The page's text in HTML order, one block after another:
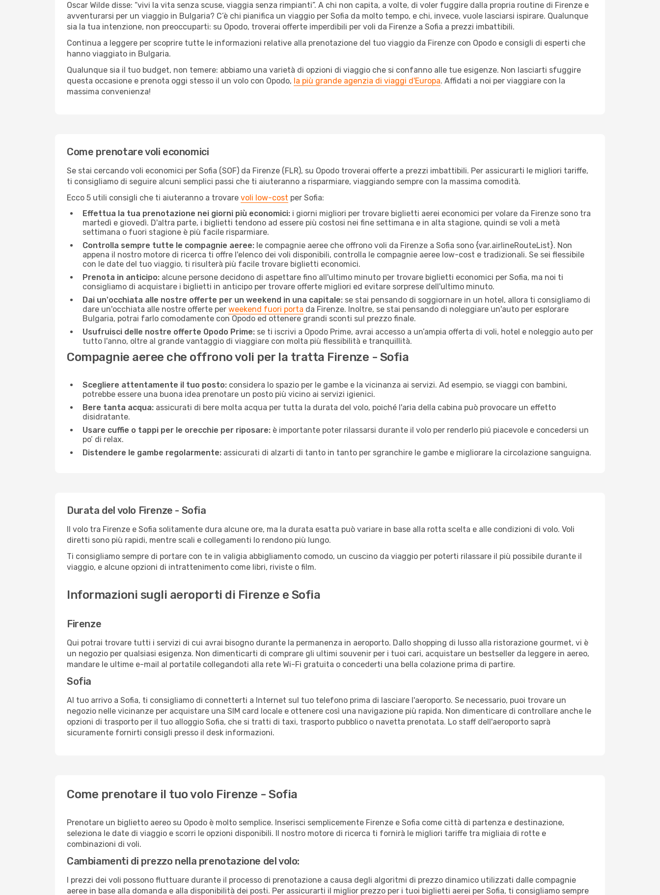
Oscar Wilde disse: “vivi la vita senza scuse, viaggia senza rimpianti”. A chi non capita, a volte, di voler fuggire dalla propria routine di Firenze e
avventurarsi per un viaggio in Bulgaria? C’è chi pianifica un viaggio per Sofia da molto tempo, e chi, invece, vuole lasciarsi ispirare. Qualunque
sia la tua intenzione, non preoccuparti: su Opodo, troverai offerte imperdibili per voli da Firenze a Sofia a prezzi imbattibili.
Continua a leggere per scoprire tutte le informazioni relative alla prenotazione del tuo viaggio da Firenze con Opodo e consigli di esperti che
hanno viaggiato in Bulgaria.
Qualunque sia il tuo budget, non temere: abbiamo una varietà di opzioni di viaggio che si confanno alle tue esigenze. Non lasciarti sfuggire
questa occasione e prenota oggi stesso il un volo con Opodo, la più grande agenzia di viaggi d'Europa. Affidati a noi per viaggiare con la
massima convenienza!
Come prenotare voli economici
Se stai cercando voli economici per Sofia (SOF) da Firenze (FLR), su Opodo troverai offerte a prezzi imbattibili. Per assicurarti le migliori tariffe,
ti consigliamo di seguire alcuni semplici passi che ti aiuteranno a risparmiare, viaggiando sempre con la massima comodità.
Ecco 5 utili consigli che ti aiuteranno a trovare voli low-cost per Sofia:
Effettua la tua prenotazione nei giorni più economici: i giorni migliori per trovare biglietti aerei economici per volare da Firenze sono tra
martedì e giovedì. D'altra parte, i biglietti tendono ad essere più costosi nei fine settimana e in alta stagione, quindi se voli a metà
settimana o fuori stagione è più facile risparmiare.
Controlla sempre tutte le compagnie aeree: le compagnie aeree che offrono voli da Firenze a Sofia sono {​var.airlineRouteList}. Non
appena il nostro motore di ricerca ti offre l'elenco dei voli disponibili, controlla le compagnie aeree low-cost e tradizionali. Se sei flessibile
con le date del tuo viaggio, ti risulterà più facile trovare biglietti economici.
Prenota in anticipo: alcune persone decidono di aspettare fino all'ultimo minuto per trovare biglietti economici per Sofia, ma noi ti
consigliamo di acquistare i biglietti in anticipo per trovare offerte migliori ed evitare sorprese dell'ultimo minuto.
Dai un'occhiata alle nostre offerte per un weekend in una capitale: se stai pensando di soggiornare in un hotel, allora ti consigliamo di
dare un'occhiata alle nostre offerte per weekend fuori porta da Firenze. Inoltre, se stai pensando di noleggiare un'auto per esplorare
Bulgaria, potrai farlo comodamente con Opodo ed ottenere grandi sconti sul prezzo finale.
Usufruisci delle nostre offerte Opodo Prime: se ti iscrivi a Opodo Prime, avrai accesso a un’ampia offerta di voli, hotel e noleggio auto per
tutto l'anno, oltre al grande vantaggio di viaggiare con molta più flessibilità e tranquillità.
Compagnie aeree che offrono voli per la tratta Firenze - Sofia
Scegliere attentamente il tuo posto: considera lo spazio per le gambe e la vicinanza ai servizi. Ad esempio, se viaggi con bambini,
potrebbe essere una buona idea prenotare un posto più vicino ai servizi igienici.
Bere tanta acqua: assicurati di bere molta acqua per tutta la durata del volo, poiché l'aria della cabina può provocare un effetto
disidratante.
Usare cuffie o tappi per le orecchie per riposare: è importante poter rilassarsi durante il volo per renderlo piú piacevole e concedersi un
po’ di relax.
Distendere le gambe regolarmente: assicurati di alzarti di tanto in tanto per sgranchire le gambe e migliorare la circolazione sanguigna.
Durata del volo Firenze - Sofia
Il volo tra Firenze e Sofia solitamente dura alcune ore, ma la durata esatta può variare in base alla rotta scelta e alle condizioni di volo. Voli
diretti sono più rapidi, mentre scali e collegamenti lo rendono più lungo.
Ti consigliamo sempre di portare con te in valigia abbigliamento comodo, un cuscino da viaggio per poterti rilassare il più possibile durante il
viaggio, e alcune opzioni di intrattenimento come libri, riviste o film.
Informazioni sugli aeroporti di Firenze e Sofia
Firenze
Qui potrai trovare tutti i servizi di cui avrai bisogno durante la permanenza in aeroporto. Dallo shopping di lusso alla ristorazione gourmet, vi è
un negozio per qualsiasi esigenza. Non dimenticarti di comprare gli ultimi souvenir per i tuoi cari, acquistare un bestseller da leggere in aereo,
mandare le ultime e-mail al portatile collegandoti alla rete Wi-Fi gratuita o concederti una bella colazione prima di partire.
Sofia
Al tuo arrivo a Sofia, ti consigliamo di connetterti a Internet sul tuo telefono prima di lasciare l'aeroporto. Se necessario, puoi trovare un
negozio nelle vicinanze per acquistare una SIM card locale e ottenere così una navigazione più rapida. Non dimenticare di controllare anche le
opzioni di trasporto per il tuo alloggio Sofia, che si tratti di taxi, trasporto pubblico o navetta prenotata. Lo staff dell'aeroporto saprà
sicuramente fornirti consigli presso il desk informazioni.
Come prenotare il tuo volo Firenze - Sofia
Prenotare un biglietto aereo su Opodo è molto semplice. Inserisci semplicemente Firenze e Sofia come città di partenza e destinazione,
seleziona le date di viaggio e scorri le opzioni disponibili. Il nostro motore di ricerca ti fornirà le migliori tariffe tra migliaia di rotte e
combinazioni di voli.
Cambiamenti di prezzo nella prenotazione del volo:
I prezzi dei voli possono fluttuare durante il processo di prenotazione a causa degli algoritmi di prezzo dinamico utilizzati dalle compagnie
aeree in base alla domanda e alla disponibilità dei posti. Per assicurarti il miglior prezzo per i tuoi biglietti aerei per Sofia, ti consigliamo sempre